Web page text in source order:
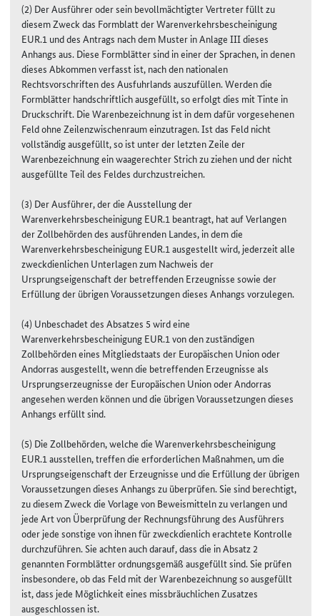
(2) Der Ausführer oder sein bevollmächtigter Vertreter füllt zu
diesem Zweck das Formblatt der Warenverkehrsbescheinigung
EUR.1 und des Antrags nach dem Muster in Anlage III dieses
Anhangs aus. Diese Formblätter sind in einer der Sprachen, in denen
dieses Abkommen verfasst ist, nach den nationalen
Rechtsvorschriften des Ausfuhrlands auszufüllen. Werden die
Formblätter handschriftlich ausgefüllt, so erfolgt dies mit Tinte in
Druckschrift. Die Warenbezeichnung ist in dem dafür vorgesehenen
Feld ohne Zeilenzwischenraum einzutragen. Ist das Feld nicht
vollständig ausgefüllt, so ist unter der letzten Zeile der
Warenbezeichnung ein waagerechter Strich zu ziehen und der nicht
ausgefüllte Teil des Feldes durchzustreichen.
(3) Der Ausführer, der die Ausstellung der
Warenverkehrsbescheinigung EUR.1 beantragt, hat auf Verlangen
der Zollbehörden des ausführenden Landes, in dem die
Warenverkehrsbescheinigung EUR.1 ausgestellt wird, jederzeit alle
zweckdienlichen Unterlagen zum Nachweis der
Ursprungseigenschaft der betreffenden Erzeugnisse sowie der
Erfüllung der übrigen Voraussetzungen dieses Anhangs vorzulegen.
(4) Unbeschadet des Absatzes 5 wird eine
Warenverkehrsbescheinigung EUR.1 von den zuständigen
Zollbehörden eines Mitgliedstaats der Europäischen Union oder
Andorras ausgestellt, wenn die betreffenden Erzeugnisse als
Ursprungserzeugnisse der Europäischen Union oder Andorras
angesehen werden können und die übrigen Voraussetzungen dieses
Anhangs erfüllt sind.
(5) Die Zollbehörden, welche die Warenverkehrsbescheinigung
EUR.1 ausstellen, treffen die erforderlichen Maßnahmen, um die
Ursprungseigenschaft der Erzeugnisse und die Erfüllung der übrigen
Voraussetzungen dieses Anhangs zu überprüfen. Sie sind berechtigt,
zu diesem Zweck die Vorlage von Beweismitteln zu verlangen und
jede Art von Überprüfung der Rechnungsführung des Ausführers
oder jede sonstige von ihnen für zweckdienlich erachtete Kontrolle
durchzuführen. Sie achten auch darauf, dass die in Absatz 2
genannten Formblätter ordnungsgemäß ausgefüllt sind. Sie prüfen
insbesondere, ob das Feld mit der Warenbezeichnung so ausgefüllt
ist, dass jede Möglichkeit eines missbräuchlichen Zusatzes
ausgeschlossen ist.